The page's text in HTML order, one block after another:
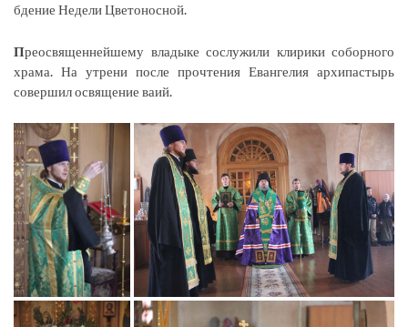
бдение Недели Цветоносной.
Преосвященнейшему владыке сослужили клирики соборного
храма. На утрени после прочтения Евангелия архипастырь
совершил освящение ваий.